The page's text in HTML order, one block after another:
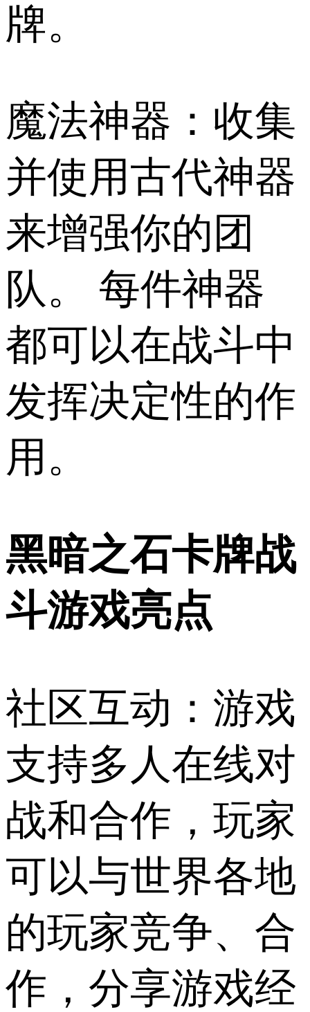
牌。
魔法神器：收集
并使用古代神器
来增强你的团
队。 每件神器
都可以在战斗中
发挥决定性的作
用。
黑暗之石卡牌战
斗游戏亮点
社区互动：游戏
支持多人在线对
战和合作，玩家
可以与世界各地
的玩家竞争、合
作，分享游戏经